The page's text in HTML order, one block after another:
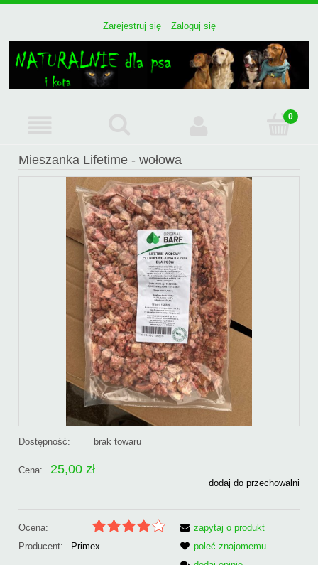
Zarejestruj się Zaloguj się
Mieszanka Lifetime - wołowa
Dostępność: brak towaru
Cena: 25,00 zł
dodaj do przechowalni
Ocena:
Producent:
Primex
zapytaj o produkt
poleć znajomemu